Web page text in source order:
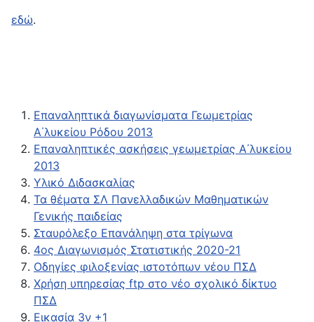
εδώ.
Επαναληπτικά διαγωνίσματα Γεωμετρίας
Α΄λυκείου Ρόδου 2013
Επαναληπτικές ασκήσεις γεωμετρίας Α΄λυκείου
2013
Υλικό Διδασκαλίας
Τα θέματα ΣΛ Πανελλαδικών Μαθηματικών
Γενικής παιδείας
Σταυρόλεξο Επανάληψη στα τρίγωνα
4ος Διαγωνισμός Στατιστικής 2020-21
Οδηγίες φιλοξενίας ιστοτόπων νέου ΠΣΔ
Χρήση υπηρεσίας ftp στο νέο σχολικό δίκτυο
ΠΣΔ
Εικασία 3ν +1